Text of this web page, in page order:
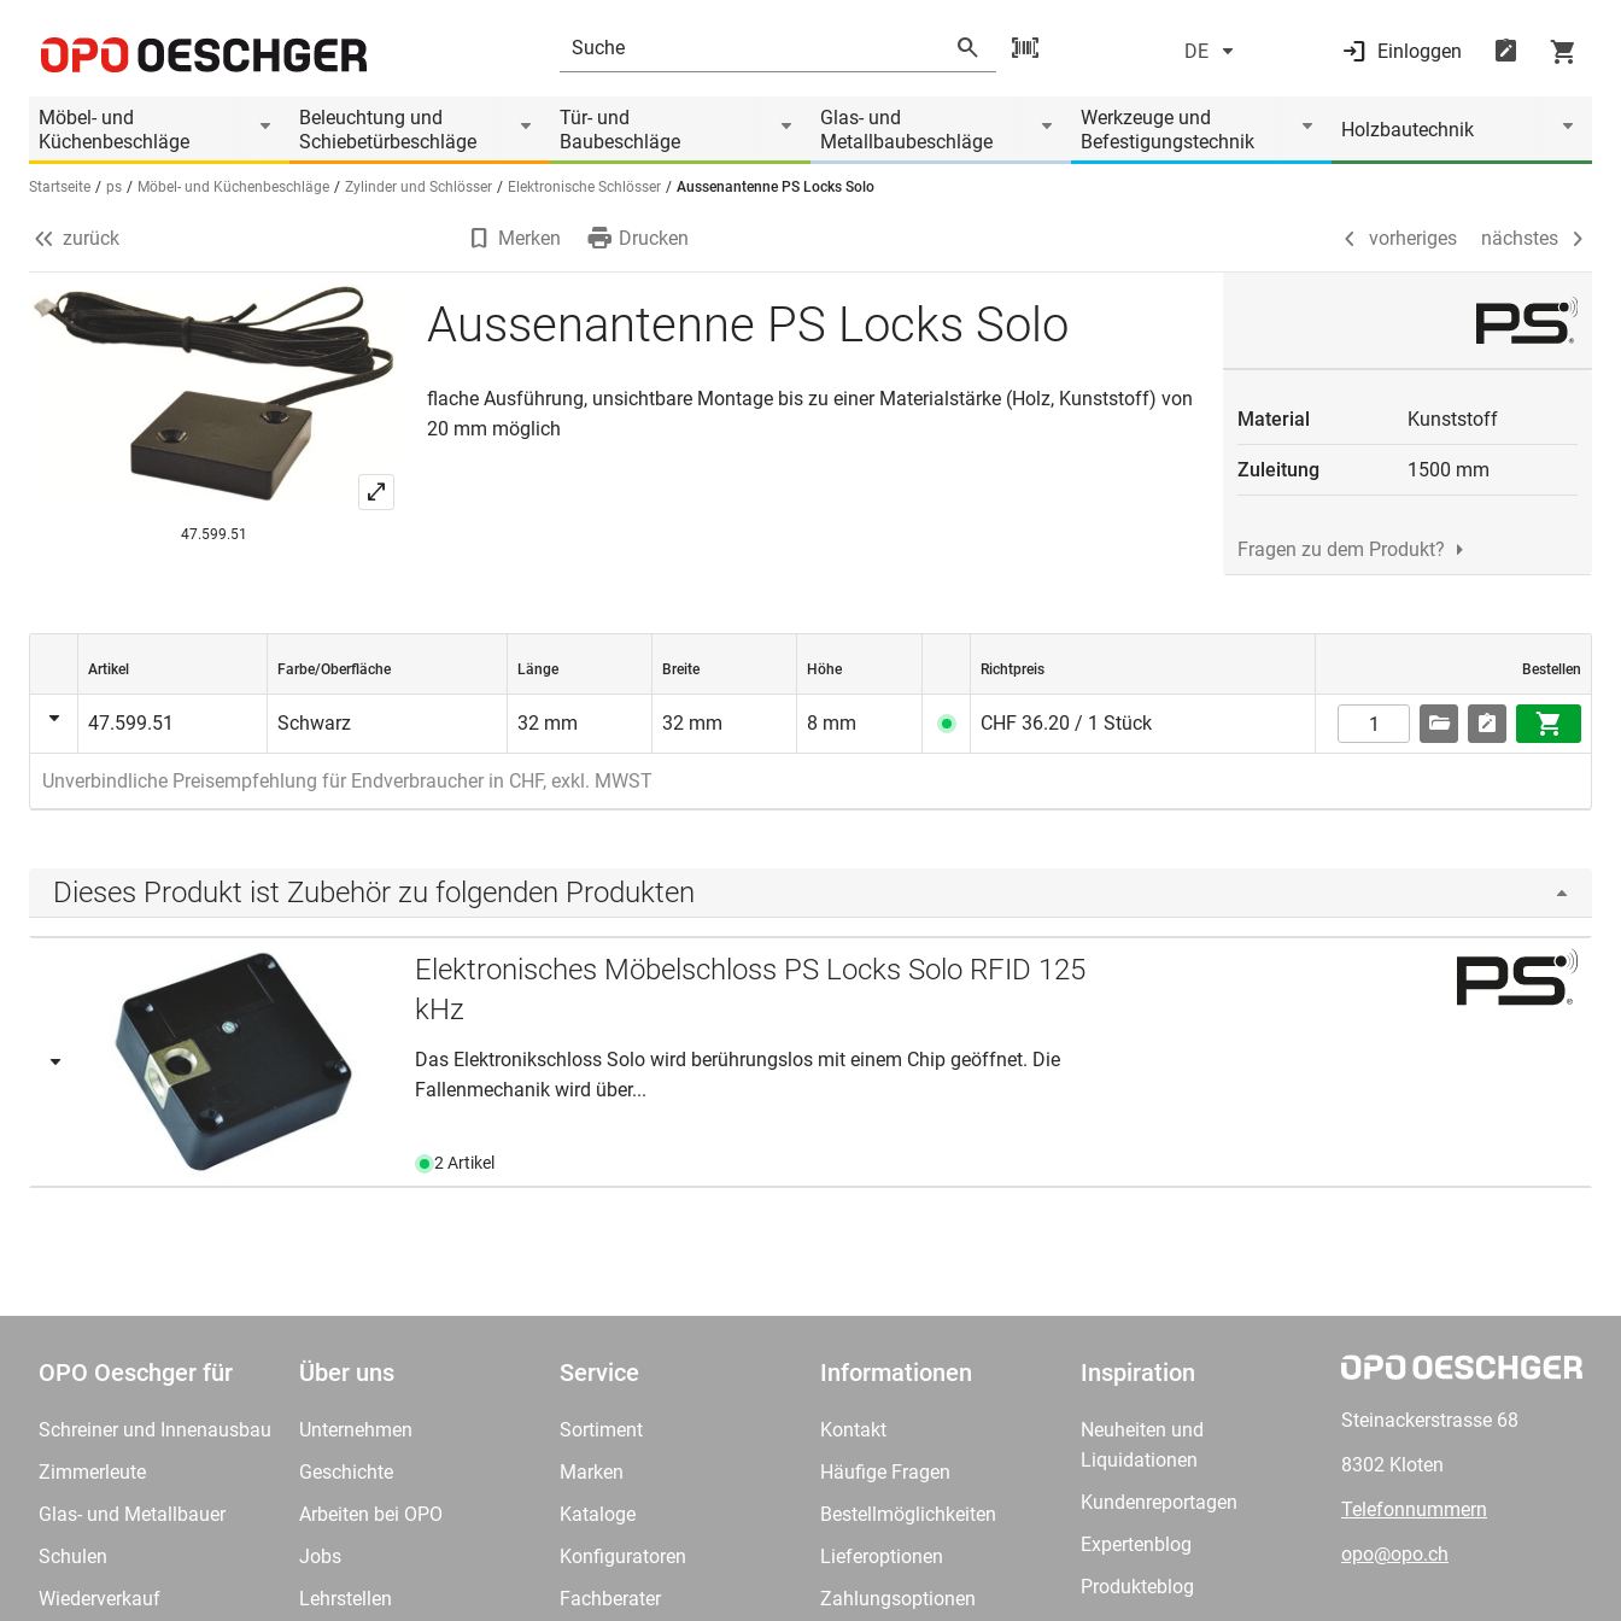
DE Einloggen
Möbel- und
Küchenbeschläge
Beleuchtung und
Schiebetürbeschläge
Tür- und
Baubeschläge
Glas- und
Metallbaubeschläge
Werkzeuge und
Befestigungstechnik
Holzbautechnik
Sprache wählen (DE)
Startseite ps Möbel- und Küchenbeschläge Zylinder und Schlösser Elektronische Schlösser Aussenantenne PS Locks Solo
Produktinformationen
Produkt ist Zubehör von vorheriges nächstes
zurück Merken Drucken vorheriges nächstes
47.599.51
Aussenantenne PS Locks Solo
flache Ausführung, unsichtbare Montage bis zu einer Materialstärke (Holz, Kunststoff) von
20 mm möglich
Material Kunststoff
Zuleitung 1500 mm
Fragen zu dem Produkt?
Artikel Farbe/Oberfläche Länge Breite Höhe Richtpreis Bestellen
47.599.51 Schwarz 32 mm 32 mm 8 mm CHF 36.20 / 1 Stück
Unverbindliche Preisempfehlung für Endverbraucher in CHF, exkl. MWST
Dieses Produkt ist Zubehör zu folgenden Produkten
Elektronisches Möbelschloss PS Locks Solo RFID 125
kHz
Das Elektronikschloss Solo wird berührungslos mit einem Chip geöffnet. Die
Fallenmechanik wird über...
2 Artikel
OPO Oeschger für
Schreiner und Innenausbau
Zimmerleute
Glas- und Metallbauer
Schulen
Wiederverkauf
Über uns
Unternehmen
Geschichte
Arbeiten bei OPO
Jobs
Lehrstellen
Service
Sortiment
Marken
Kataloge
Konfiguratoren
Fachberater
Informationen
Kontakt
Häufige Fragen
Bestellmöglichkeiten
Lieferoptionen
Zahlungsoptionen
Inspiration
Neuheiten und
Liquidationen
Kundenreportagen
Expertenblog
Produkteblog
Steinackerstrasse 68
8302 Kloten
Telefonnummern
opo@opo.ch